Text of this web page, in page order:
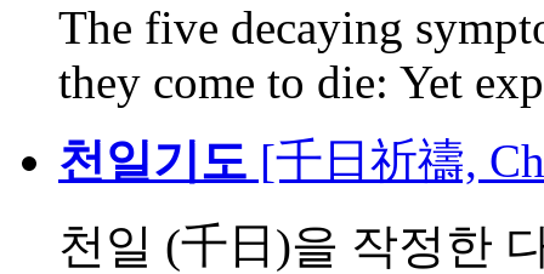
The five decaying
they come to die: Yet
천일기도 [千日祈禱,
천일 (千日)을 작정한